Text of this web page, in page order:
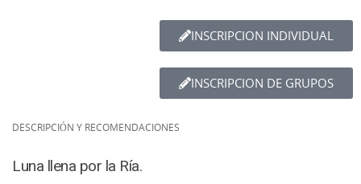
INSCRIPCION INDIVIDUAL
INSCRIPCION DE GRUPOS
DESCRIPCIÓN Y RECOMENDACIONES
Luna llena por la Ría.